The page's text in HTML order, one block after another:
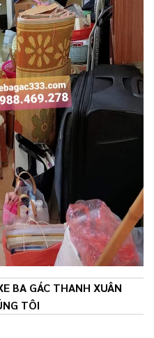
BA GÁC THANH XUÂN
TÔI